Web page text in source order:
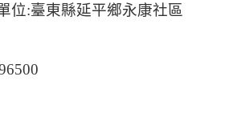
位:臺東縣延平鄉永康社區